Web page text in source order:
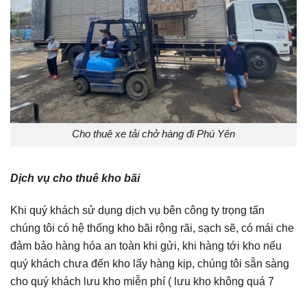
Cho thuê xe tải chở hàng đi Phú Yên
Dịch vụ cho thuê kho bãi
Khi quý khách sử dụng dịch vụ bên công ty trọng tấn
chúng tôi có hệ thống kho bãi rộng rãi, sạch sẽ, có mái che
đảm bảo hàng hóa an toàn khi gửi, khi hàng tới kho nếu
quý khách chưa đến kho lấy hàng kịp, chúng tôi sẵn sàng
cho quý khách lưu kho miễn phí ( lưu kho không quá 7